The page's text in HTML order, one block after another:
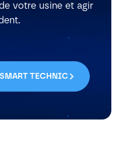
votre usine et agir
TECHNIC